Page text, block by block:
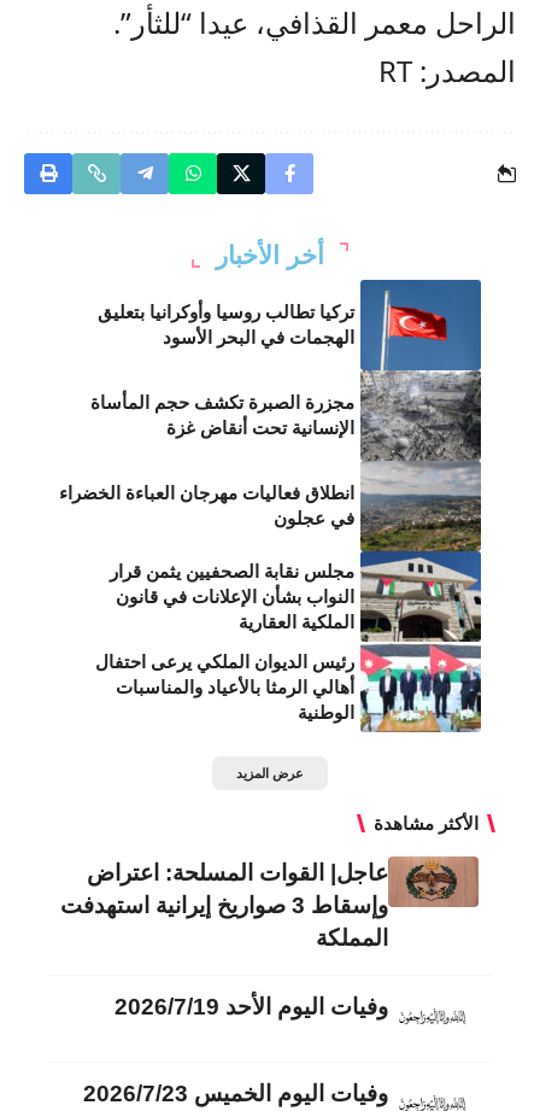
الراحل معمر القذافي، عيدا “للثأر”.
المصدر: RT
أخر الأخبار
تركيا تطالب روسيا وأوكرانيا بتعليق
الهجمات في البحر الأسود
مجزرة الصبرة تكشف حجم المأساة
الإنسانية تحت أنقاض غزة
انطلاق فعاليات مهرجان العباءة الخضراء
في عجلون
مجلس نقابة الصحفيين يثمن قرار
النواب بشأن الإعلانات في قانون
الملكية العقارية
رئيس الديوان الملكي يرعى احتفال
أهالي الرمثا بالأعياد والمناسبات
الوطنية
عرض المزيد
الأكثر مشاهدة
عاجل| القوات المسلحة: اعتراض
وإسقاط 3 صواريخ إيرانية استهدفت
المملكة
وفيات اليوم الأحد 2026/7/19
وفيات اليوم الخميس 2026/7/23